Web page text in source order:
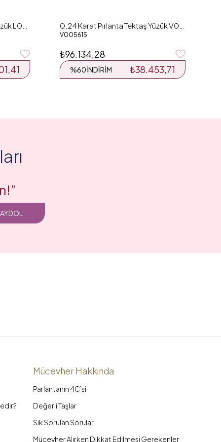
V005615
₺38.453,71
%60İNDIRIM
₺96.134,28
Mücevher Hakkında
Parlantanın 4C’si
Değerli Taşlar
Sık Sorulan Sorular
Mücevher Alırken Dikkat Edilmesi Gerekenler